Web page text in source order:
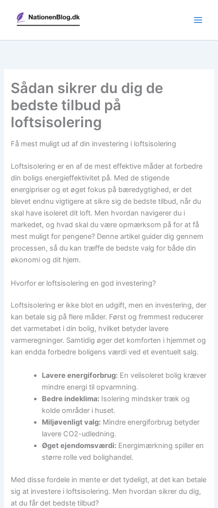
indholdet
Sådan sikrer du dig de
bedste tilbud på
loftsisolering
Få mest muligt ud af din investering i loftsisolering
Loftsisolering er en af de mest effektive måder at forbedre
din boligs energieffektivitet på. Med de stigende
energipriser og et øget fokus på bæredygtighed, er det
blevet endnu vigtigere at sikre sig de bedste tilbud, når du
skal have isoleret dit loft. Men hvordan navigerer du i
markedet, og hvad skal du være opmærksom på for at få
mest muligt for pengene? Denne artikel guider dig gennem
processen, så du kan træffe de bedste valg for både din
økonomi og dit hjem.
Hvorfor er loftsisolering en god investering?
Loftsisolering er ikke blot en udgift, men en investering, der
kan betale sig på flere måder. Først og fremmest reducerer
det varmetabet i din bolig, hvilket betyder lavere
varmeregninger. Samtidig øger det komforten i hjemmet og
kan endda forbedre boligens værdi ved et eventuelt salg.
Lavere energiforbrug: En velisoleret bolig kræver
mindre energi til opvarmning.
Bedre indeklima: Isolering mindsker træk og
kolde områder i huset.
Miljøvenligt valg: Mindre energiforbrug betyder
lavere CO2-udledning.
Øget ejendomsværdi: Energimærkning spiller en
større rolle ved bolighandel.
Med disse fordele in mente er det tydeligt, at det kan betale
sig at investere i loftsisolering. Men hvordan sikrer du dig,
at du får det bedste tilbud?